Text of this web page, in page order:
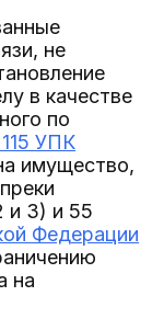
не
в качестве
по
УПК
имущество,
и 3) и 55
Федерации
на